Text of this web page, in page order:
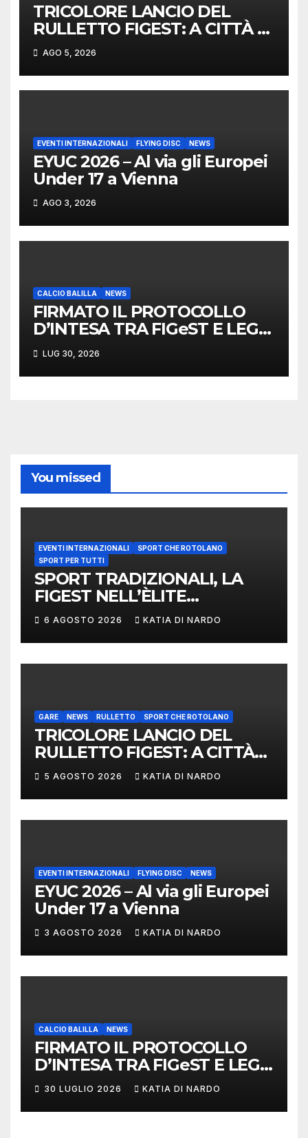
TRICOLORE LANCIO DEL
RULLETTO FIGEST: A CITTÀ DI
CASTELLO VINCONO
MARCHIGIANI ED UMBRI
AGO 5, 2026
EVENTI INTERNAZIONALI FLYING DISC NEWS
EYUC 2026 – Al via gli Europei
Under 17 a Vienna
AGO 3, 2026
CALCIO BALILLA NEWS
FIRMATO IL PROTOCOLLO
D’INTESA TRA FIGeST E LEGA
NAZIONALE DILETTANTI
LUG 30, 2026
You missed
EVENTI INTERNAZIONALI
SPORT CHE ROTOLANO
SPORT PER TUTTI
SPORT TRADIZIONALI, LA
FIGEST NELL’ÈLITE
MONDIALE: LA
DELEGAZIONE ITALIANA
PROTAGONISTA AL
CONVEGNO TAFISA A
6 AGOSTO 2026 KATIA DI NARDO
GARE NEWS RULLETTO SPORT CHE ROTOLANO
TRICOLORE LANCIO DEL
RULLETTO FIGEST: A CITTÀ
DI CASTELLO VINCONO
MARCHIGIANI ED UMBRI
5 AGOSTO 2026 KATIA DI NARDO
EVENTI INTERNAZIONALI FLYING DISC NEWS
EYUC 2026 – Al via gli Europei
Under 17 a Vienna
3 AGOSTO 2026 KATIA DI NARDO
CALCIO BALILLA NEWS
FIRMATO IL PROTOCOLLO
D’INTESA TRA FIGeST E LEGA
NAZIONALE DILETTANTI
30 LUGLIO 2026 KATIA DI NARDO